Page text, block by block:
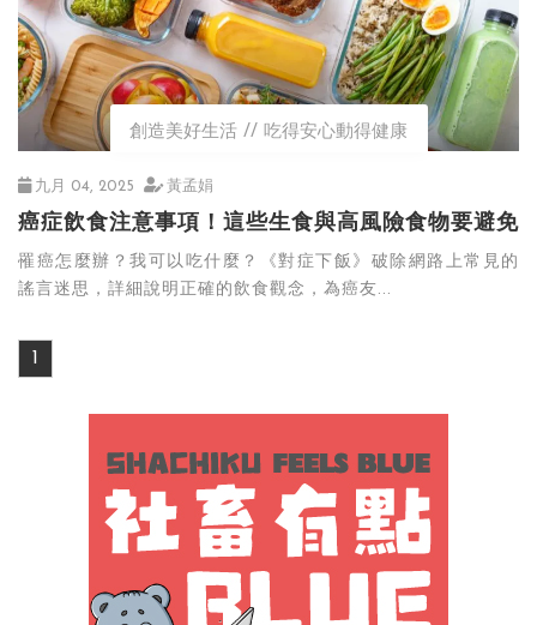
創造美好生活 吃得安心動得健康
九月 04, 2025 黃孟娟
癌症飲食注意事項！這些生食與高風險食物要避免
罹癌怎麼辦？我可以吃什麼？《對症下飯》破除網路上常見的
謠言迷思，詳細說明正確的飲食觀念，為癌友...
1